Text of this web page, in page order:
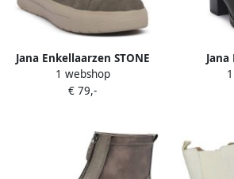
Jana Enkellaarzen STONE
1 webshop
€ 79,-